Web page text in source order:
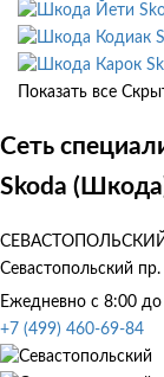
Показать все
Сеть
Skoda
СЕВАСТОПОЛЬСКИЙ
Севастопольский
Ежедневно с 8:00
+7 (499) 460-69-84